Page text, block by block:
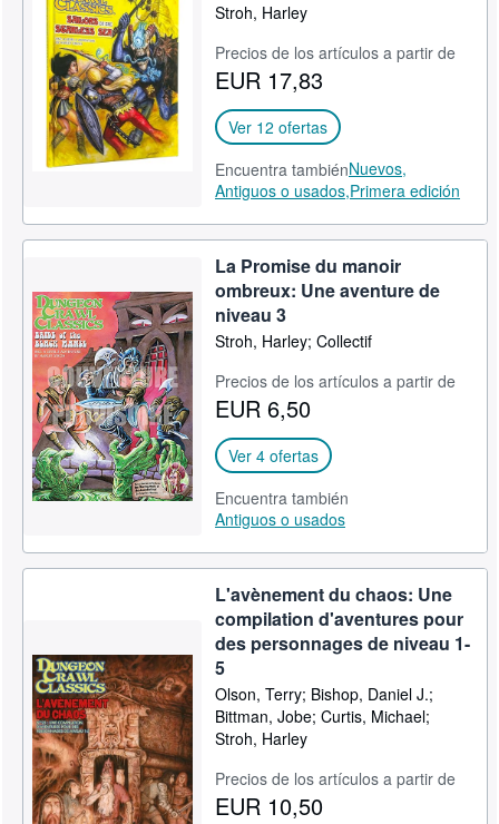
Stroh, Harley
Precios de los artículos a partir de
EUR 17,83
Ver 12 ofertas
Encuentra tambiénNuevos,
Antiguos o usados,Primera edición
La Promise du manoir
ombreux: Une aventure de
niveau 3
Stroh, Harley; Collectif
Precios de los artículos a partir de
EUR 6,50
Ver 4 ofertas
Encuentra también
Antiguos o usados
L'avènement du chaos: Une
compilation d'aventures pour
des personnages de niveau 1-
5
Olson, Terry; Bishop, Daniel J.;
Bittman, Jobe; Curtis, Michael;
Stroh, Harley
Precios de los artículos a partir de
EUR 10,50